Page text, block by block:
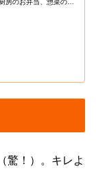
房のお弁当、惣菜のご
驚！）。キレよ